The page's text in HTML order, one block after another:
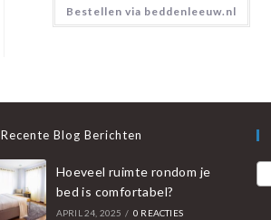
Bestellen via beddenleeuw.nl
Recente Blog Berichten
Hoeveel ruimte rondom je
bed is comfortabel?
APRIL 24, 2025 / 0 REACTIES